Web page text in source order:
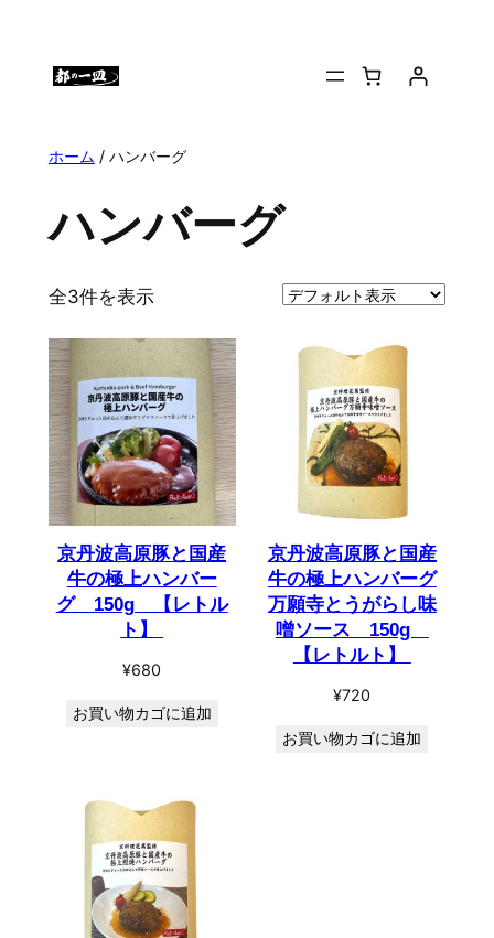
ホーム / ハンバーグ
ハンバーグ
全3件を表示
京丹波高原豚と国産
牛の極上ハンバー
グ 150g 【レトル
ト】
¥680
お買い物カゴに追加
京丹波高原豚と国産
牛の極上ハンバーグ
万願寺とうがらし味
噌ソース 150g
【レトルト】
¥720
お買い物カゴに追加